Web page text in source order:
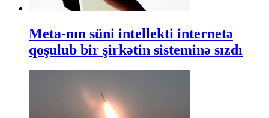
Meta-nın süni intellekti internetə
qoşulub bir şirkətin sisteminə sızdı